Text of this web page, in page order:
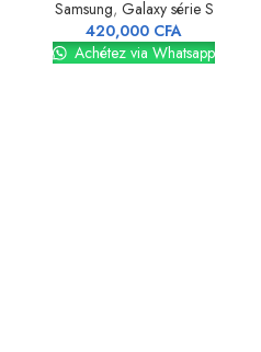
Samsung, Galaxy série S
420,000 CFA
Achétez via Whatsapp